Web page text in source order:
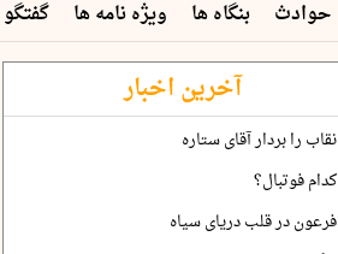
حوادث بنگاه ها ویژه نامه ها گفتگو
آخرین اخبار
نقاب را بردار آقای ستاره
کدام فوتبال؟
فرعون در قلب دریای سیاه